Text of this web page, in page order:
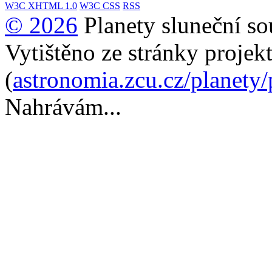
W3C XHTML 1.0 W3C CSS RSS
© 2026 Planety sluneční
Vytištěno ze stránky
(astronomia.zcu.cz/
Nahrávám...